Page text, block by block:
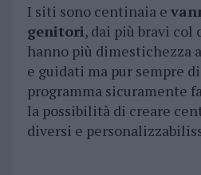
I siti sono centinaia e
genitori, dai più bravi col
hanno più dimestichezza
e guidati ma pur sempre
programma sicuramente
la possibilità di creare
diversi e